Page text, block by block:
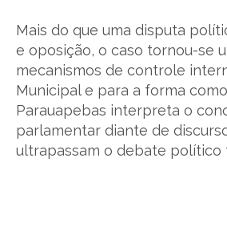
Mais do que uma disputa
e oposição, o caso tornou-se
mecanismos de controle
Municipal e para a forma
Parauapebas interpreta o
parlamentar diante de
ultrapassam o debate político